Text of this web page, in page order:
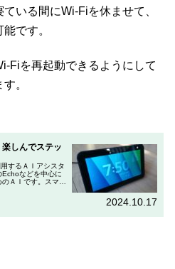
いる間にWi-Fiを休ませて、
です。
Fiを再起動できるようにして
。
しんでステッ
するＡＩアシスタ
Echoなどを中心に
ＡＩです。スマー
2024.10.17